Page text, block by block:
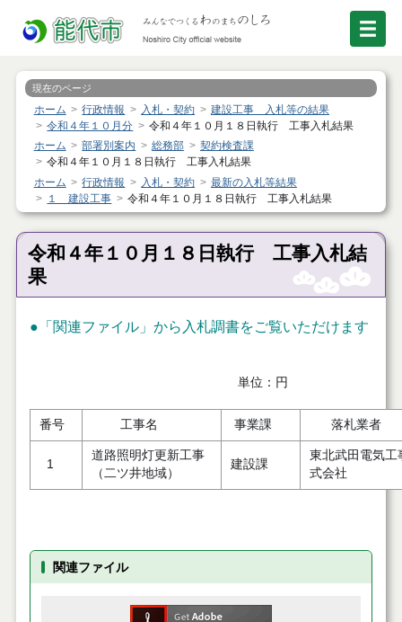
現在のページ
ホーム 行政情報 入札・契約
建設工事 入札等の結果
令和４年１０月分
令和４年１０月１８日執行 工事入札結果
ホーム
部署別案内 総務部
契約検査課
令和４年１０月１８日執行 工事入札結果
ホーム
行政情報 入札・契約
最新の入札等結果
１ 建設工事
令和４年１０月１８日執行 工事入札結果
令和４年１０月１８日執行 工事入札結
果
●「関連ファイル」から入札調書をご覧いただけます
単位：円
番号 工事名 事業課 落札業者
1
道路照明灯更新工事
（二ツ井地域）
建設課
東北武田電気工
式会社
関連ファイル